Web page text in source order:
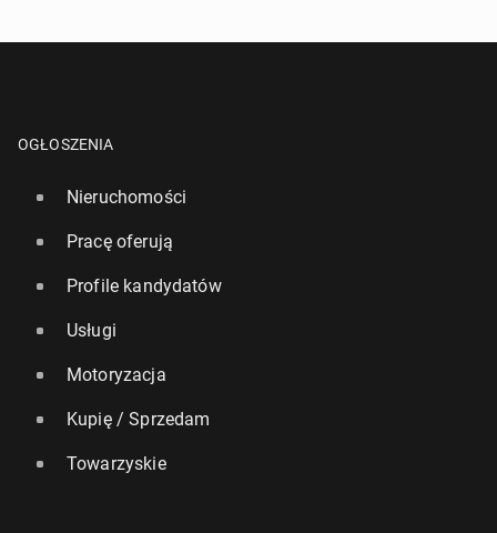
OGŁOSZENIA
Nieruchomości
Pracę oferują
Profile kandydatów
Usługi
Motoryzacja
Kupię / Sprzedam
Towarzyskie